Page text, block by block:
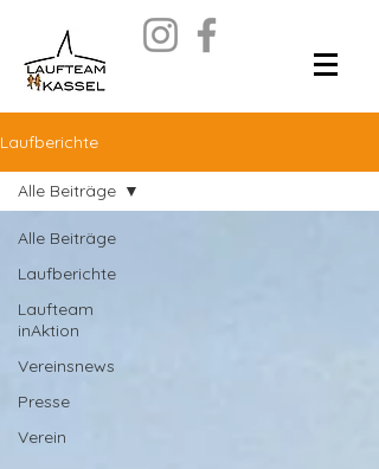
Laufberichte
Alle Beiträge
Laufberichte
Laufteam
inAktion
Vereinsnews
Presse
Verein
Alle Beiträge